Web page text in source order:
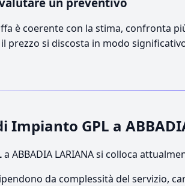
è coerente con la stima, confronta
prezzo si discosta in modo
Impianto GPL a
a ABBADIA LARIANA si colloca
da complessità del servizio,